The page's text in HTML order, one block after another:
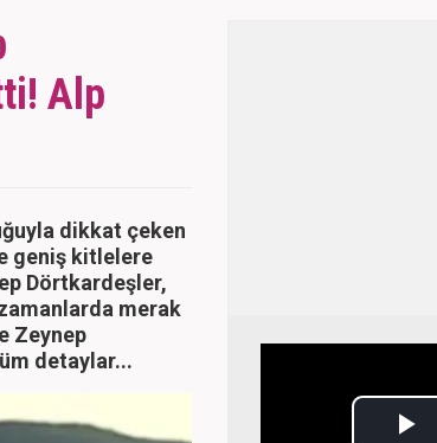
Alp
dikkat çeken
geniş kitlelere
Dörtkardeşler,
merak
Zeynep
detaylar...